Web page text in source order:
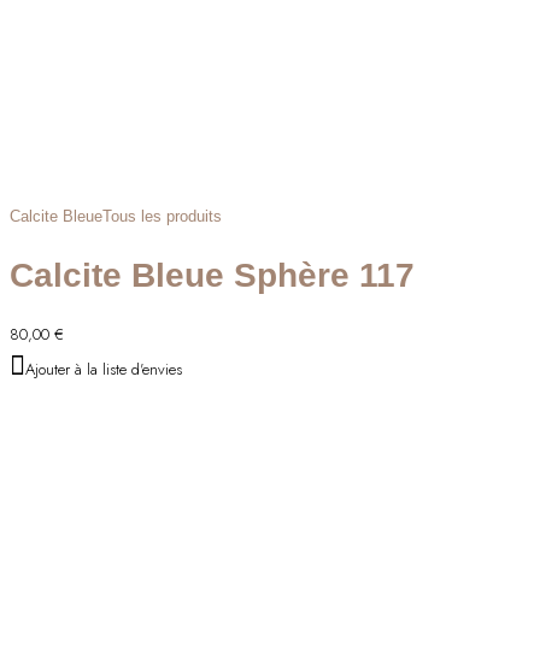
Calcite BleueTous les produits
Calcite Bleue Sphère 117
80,00 €
Ajouter à la liste d'envies